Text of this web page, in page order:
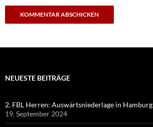
NEUESTE BEITRÄGE
2. FBL Herren: Auswärtsniederlage in Hamburg
19. September 2024